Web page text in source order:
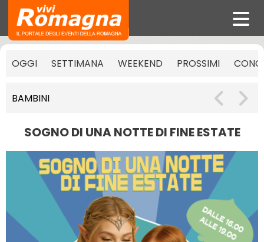
OGGI SETTIMANA WEEKEND PROSSIMI
BAMBINI
SOGNO DI UNA NOTTE DI FINE ESTATE